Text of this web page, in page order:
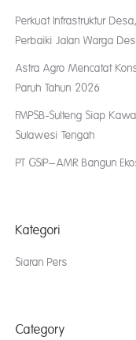
Perkuat Infrastruktur
Perbaiki Jalan Warga
Astra Agro Mencatat
Paruh Tahun 2026
FMPSB-Sulteng Siap
Sulawesi Tengah
PT GSIP–AMR Bangun
Kategori
Siaran Pers
Category